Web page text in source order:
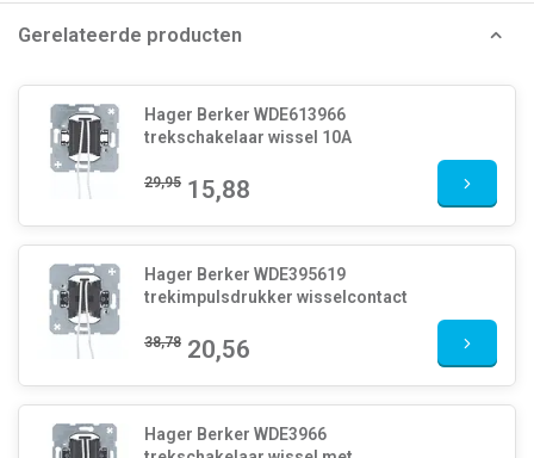
Gerelateerde producten
Hager Berker WDE613966
trekschakelaar wissel 10A
29,95 15,88
Hager Berker WDE395619
trekimpulsdrukker wisselcontact
38,78 20,56
Hager Berker WDE3966